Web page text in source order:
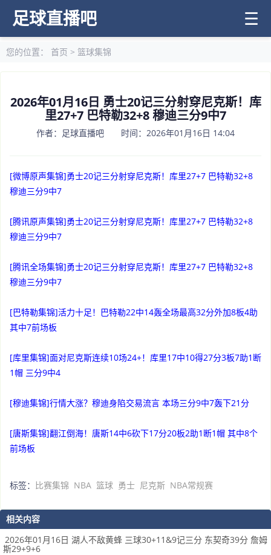
足球直播吧 ☰
您的位置： 首页 > 篮球集锦
2026年01月16日 勇士20记三分射穿尼克斯！库
里27+7 巴特勒32+8 穆迪三分9中7
作者：足球直播吧 时间：2026年01月16日 14:04
[微博原声集锦]勇士20记三分射穿尼克斯！库里27+7 巴特勒32+8
穆迪三分9中7
[腾讯原声集锦]勇士20记三分射穿尼克斯！库里27+7 巴特勒32+8
穆迪三分9中7
[腾讯全场集锦]勇士20记三分射穿尼克斯！库里27+7 巴特勒32+8
穆迪三分9中7
[巴特勒集锦]活力十足！巴特勒22中14轰全场最高32分外加8板4助
其中7前场板
[库里集锦]面对尼克斯连续10场24+！库里17中10得27分3板7助1断
1帽 三分9中4
[穆迪集锦]行情大涨？穆迪身陷交易流言 本场三分9中7轰下21分
[唐斯集锦]翻江倒海！唐斯14中6砍下17分20板2助1断1帽 其中8个
前场板
标签： 比赛集锦 NBA 篮球 勇士 尼克斯 NBA常规赛
相关内容
2026年01月16日 湖人不敌黄蜂 三球30+11&9记三分 东契奇39分 詹姆
斯29+9+6